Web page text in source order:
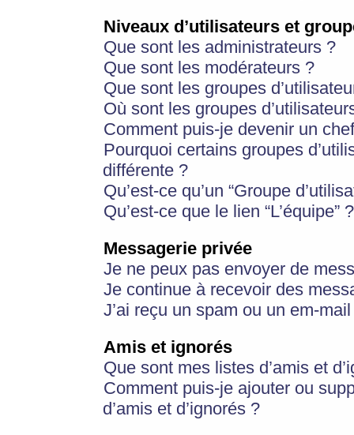
Niveaux d’utilisateurs et
Que sont les administrateurs ?
Que sont les modérateurs ?
Que sont les groupes
Où sont les groupes
Comment puis-je devenir un
Pourquoi certains groupes
différente ?
Qu’est-ce qu’un “Groupe
Qu’est-ce que le lien “L’équipe” ?
Messagerie privée
Je ne peux pas envoyer de
Je continue à recevoir des
J’ai reçu un spam ou un em-
Amis et ignorés
Que sont mes listes d’amis et
Comment puis-je ajouter ou
d’amis et d’ignorés ?